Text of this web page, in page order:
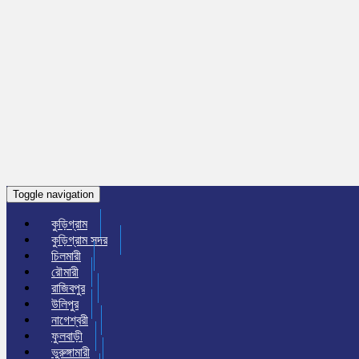
Toggle navigation
কুড়িগ্রাম
কুড়িগ্রাম সদর
চিলমারী
রৌমারী
রাজিবপুর
উলিপুর
নাগেশ্বরী
ফুলবাড়ী
ভুরুঙ্গামারী